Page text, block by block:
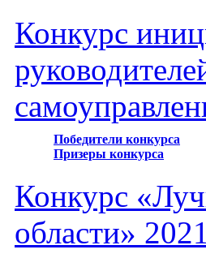
Конкурс
Победители конкурса
Призеры конкурса
Конкурс
области»